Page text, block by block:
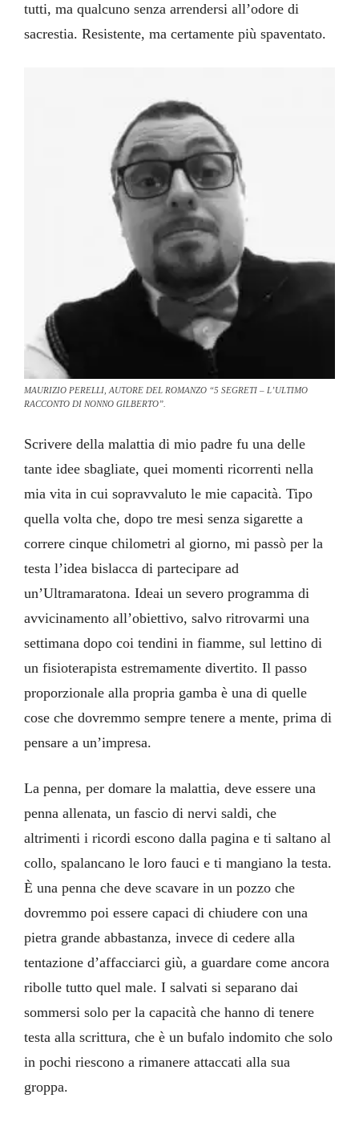
tutti, ma qualcuno senza arrendersi all’odore di
sacrestia. Resistente, ma certamente più spaventato.
MAURIZIO PERELLI, AUTORE DEL ROMANZO “5 SEGRETI – L’ULTIMO
RACCONTO DI NONNO GILBERTO”.
Scrivere della malattia di mio padre fu una delle
tante idee sbagliate, quei momenti ricorrenti nella
mia vita in cui sopravvaluto le mie capacità. Tipo
quella volta che, dopo tre mesi senza sigarette a
correre cinque chilometri al giorno, mi passò per la
testa l’idea bislacca di partecipare ad
un’Ultramaratona. Ideai un severo programma di
avvicinamento all’obiettivo, salvo ritrovarmi una
settimana dopo coi tendini in fiamme, sul lettino di
un fisioterapista estremamente divertito. Il passo
proporzionale alla propria gamba è una di quelle
cose che dovremmo sempre tenere a mente, prima di
pensare a un’impresa.
La penna, per domare la malattia, deve essere una
penna allenata, un fascio di nervi saldi, che
altrimenti i ricordi escono dalla pagina e ti saltano al
collo, spalancano le loro fauci e ti mangiano la testa.
È una penna che deve scavare in un pozzo che
dovremmo poi essere capaci di chiudere con una
pietra grande abbastanza, invece di cedere alla
tentazione d’affacciarci giù, a guardare come ancora
ribolle tutto quel male. I salvati si separano dai
sommersi solo per la capacità che hanno di tenere
testa alla scrittura, che è un bufalo indomito che solo
in pochi riescono a rimanere attaccati alla sua
groppa.